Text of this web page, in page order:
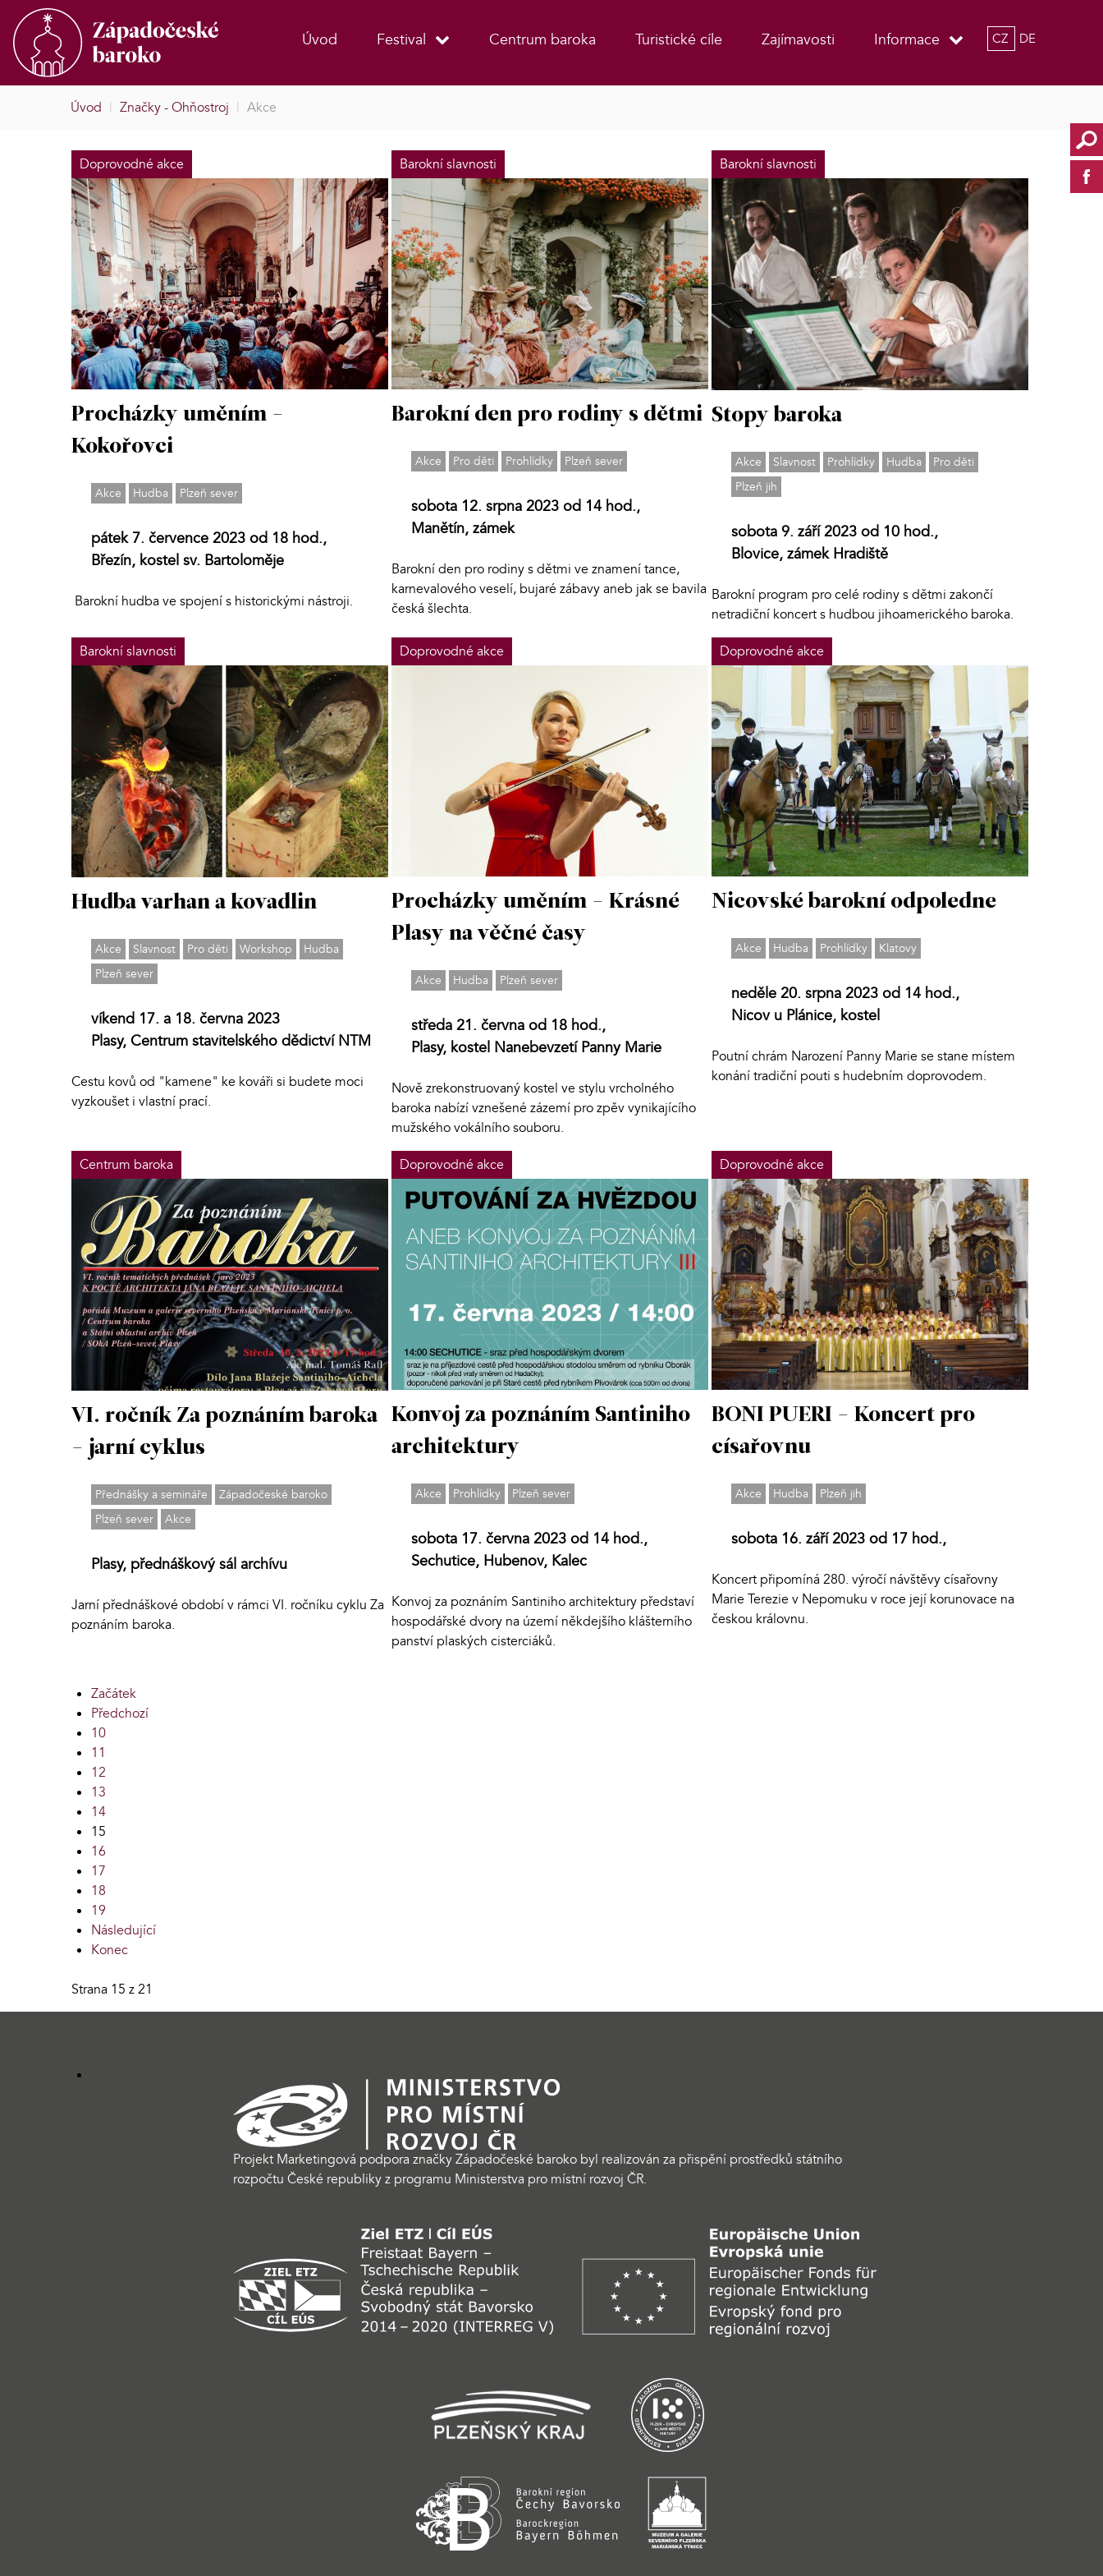
Úvod Festival Centrum baroka Turistické cíle Zajímavosti Informace CZ DE
Úvod | Značky - Ohňostroj | Akce
Doprovodné akce
Procházky uměním -
Kokořovci
Akce Hudba Plzeň sever
pátek 7. července 2023 od 18 hod.,
Březín, kostel sv. Bartoloměje
Barokní hudba ve spojení s historickými nástroji.
Barokní slavnosti
Barokní den pro rodiny s dětmi
Akce Pro děti Prohlídky Plzeň sever
sobota 12. srpna 2023 od 14 hod.,
Manětín, zámek
Barokní den pro rodiny s dětmi ve znamení tance,
karnevalového veselí, bujaré zábavy aneb jak se bavila
česká šlechta.
Barokní slavnosti
Stopy baroka
Akce Slavnost Prohlídky Hudba
Pro děti
Plzeň jih
sobota 9. září 2023 od 10 hod.,
Blovice, zámek Hradiště
Barokní program pro celé rodiny s dětmi zakončí
netradiční koncert s hudbou jihoamerického baroka.
Barokní slavnosti
Hudba varhan a kovadlin
Akce Slavnost Pro děti Workshop
Hudba
Plzeň sever
víkend 17. a 18. června 2023
Plasy, Centrum stavitelského dědictví NTM
Cestu kovů od "kamene" ke kováři si budete moci
vyzkoušet i vlastní prací.
Doprovodné akce
Procházky uměním - Krásné
Plasy na věčné časy
Akce Hudba Plzeň sever
středa 21. června od 18 hod.,
Plasy, kostel Nanebevzetí Panny Marie
Nově zrekonstruovaný kostel ve stylu vrcholného
baroka nabízí vznešené zázemí pro zpěv vynikajícího
mužského vokálního souboru.
Doprovodné akce
Nicovské barokní odpoledne
Akce Hudba Prohlídky Klatovy
neděle 20. srpna 2023 od 14 hod.,
Nicov u Plánice, kostel
Poutní chrám Narození Panny Marie se stane místem
konání tradiční pouti s hudebním doprovodem.
Centrum baroka
VI. ročník Za poznáním baroka
- jarní cyklus
Přednášky a semináře
Západočeské baroko
Plzeň sever
Akce
Plasy, přednáškový sál archívu
Jarní přednáškové období v rámci VI. ročníku cyklu Za
poznáním baroka.
Doprovodné akce
Konvoj za poznáním Santiniho
architektury
Akce Prohlídky Plzeň sever
sobota 17. června 2023 od 14 hod.,
Sechutice, Hubenov, Kalec
Konvoj za poznáním Santiniho architektury představí
hospodářské dvory na území někdejšího klášterního
panství plaských cisterciáků.
Doprovodné akce
BONI PUERI - Koncert pro
císařovnu
Akce Hudba Plzeň jih
sobota 16. září 2023 od 17 hod.,
Koncert připomíná 280. výročí návštěvy císařovny
Marie Terezie v Nepomuku v roce její korunovace na
českou královnu.
Začátek
Předchozí
10
11
12
13
14
15
16
17
18
19
Následující
Konec
Strana 15 z 21
Projekt Marketingová podpora značky Západočeské baroko byl realizován za přispění prostředků státního
rozpočtu České republiky z programu Ministerstva pro místní rozvoj ČR.